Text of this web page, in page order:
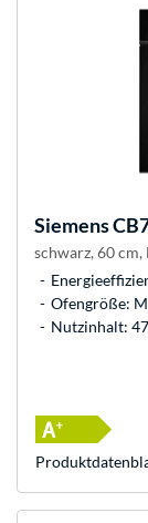
Siemens
schwarz, 60
Ofengröße:
Nutzinhalt: